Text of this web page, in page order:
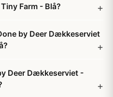
Farm - Blå?
by Deer Dækkeserviet
Deer Dækkeserviet -